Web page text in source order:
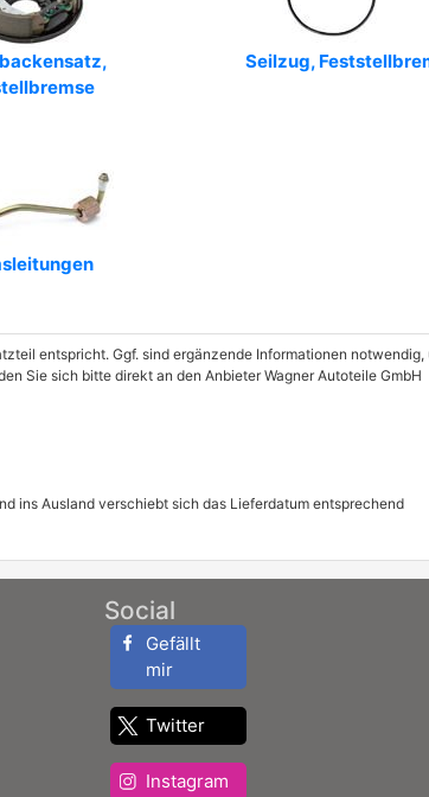
Seilzug,
entspricht. Ggf. sind ergänzende Informationen notwendig,
Sie sich bitte direkt an den Anbieter Wagner Autoteile GmbH
ins Ausland verschiebt sich das Lieferdatum entsprechend
Social
Gefällt
mir
Twitter
Instagram